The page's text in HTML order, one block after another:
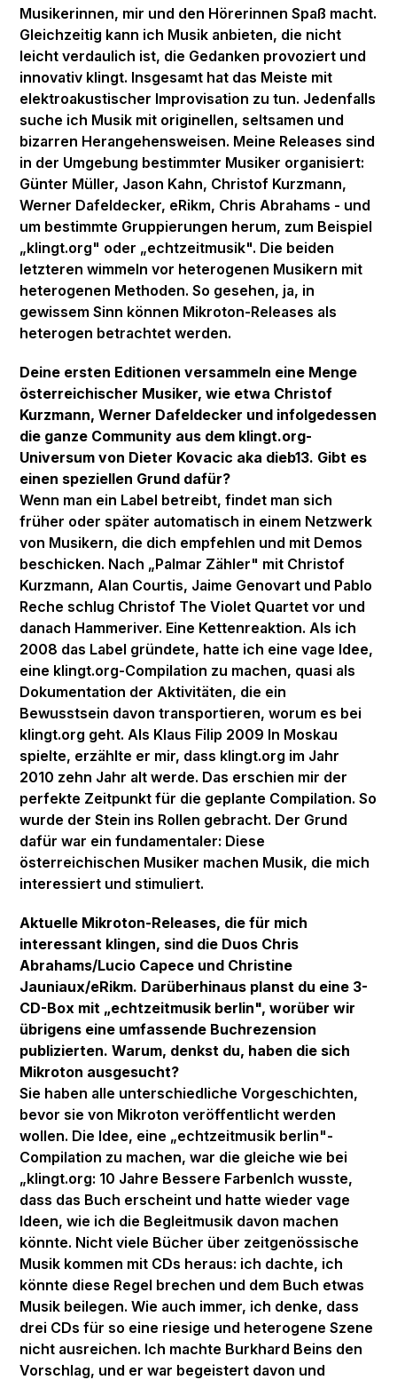
Musikerinnen, mir und den Hörerinnen Spaß macht.
Gleichzeitig kann ich Musik anbieten, die nicht
leicht verdaulich ist, die Gedanken provoziert und
innovativ klingt. Insgesamt hat das Meiste mit
elektroakustischer Improvisation zu tun. Jedenfalls
suche ich Musik mit originellen, seltsamen und
bizarren Herangehensweisen. Meine Releases sind
in der Umgebung bestimmter Musiker organisiert:
Günter Müller, Jason Kahn, Christof Kurzmann,
Werner Dafeldecker, eRikm, Chris Abrahams - und
um bestimmte Gruppierungen herum, zum Beispiel
„klingt.org" oder „echtzeitmusik". Die beiden
letzteren wimmeln vor heterogenen Musikern mit
heterogenen Methoden. So gesehen, ja, in
gewissem Sinn können Mikroton-Releases als
heterogen betrachtet werden.
Deine ersten Editionen versammeln eine Menge
österreichischer Musiker, wie etwa Christof
Kurzmann, Werner Dafeldecker und infolgedessen
die ganze Community aus dem klingt.org-
Universum von Dieter Kovacic aka dieb13. Gibt es
einen speziellen Grund dafür?
Wenn man ein Label betreibt, findet man sich
früher oder später automatisch in einem Netzwerk
von Musikern, die dich empfehlen und mit Demos
beschicken. Nach „Palmar Zähler" mit Christof
Kurzmann, Alan Courtis, Jaime Genovart und Pablo
Reche schlug Christof The Violet Quartet vor und
danach Hammeriver. Eine Kettenreaktion. Als ich
2008 das Label gründete, hatte ich eine vage Idee,
eine klingt.org-Compilation zu machen, quasi als
Dokumentation der Aktivitäten, die ein
Bewusstsein davon transportieren, worum es bei
klingt.org geht. Als Klaus Filip 2009 In Moskau
spielte, erzählte er mir, dass klingt.org im Jahr
2010 zehn Jahr alt werde. Das erschien mir der
perfekte Zeitpunkt für die geplante Compilation. So
wurde der Stein ins Rollen gebracht. Der Grund
dafür war ein fundamentaler: Diese
österreichischen Musiker machen Musik, die mich
interessiert und stimuliert.
Aktuelle Mikroton-Releases, die für mich
interessant klingen, sind die Duos Chris
Abrahams/Lucio Capece und Christine
Jauniaux/eRikm. Darüberhinaus planst du eine 3-
CD-Box mit „echtzeitmusik berlin", worüber wir
übrigens eine umfassende Buchrezension
publizierten. Warum, denkst du, haben die sich
Mikroton ausgesucht?
Sie haben alle unterschiedliche Vorgeschichten,
bevor sie von Mikroton veröffentlicht werden
wollen. Die Idee, eine „echtzeitmusik berlin"-
Compilation zu machen, war die gleiche wie bei
„klingt.org: 10 Jahre Bessere FarbenIch wusste,
dass das Buch erscheint und hatte wieder vage
Ideen, wie ich die Begleitmusik davon machen
könnte. Nicht viele Bücher über zeitgenössische
Musik kommen mit CDs heraus: ich dachte, ich
könnte diese Regel brechen und dem Buch etwas
Musik beilegen. Wie auch immer, ich denke, dass
drei CDs für so eine riesige und heterogene Szene
nicht ausreichen. Ich machte Burkhard Beins den
Vorschlag, und er war begeistert davon und